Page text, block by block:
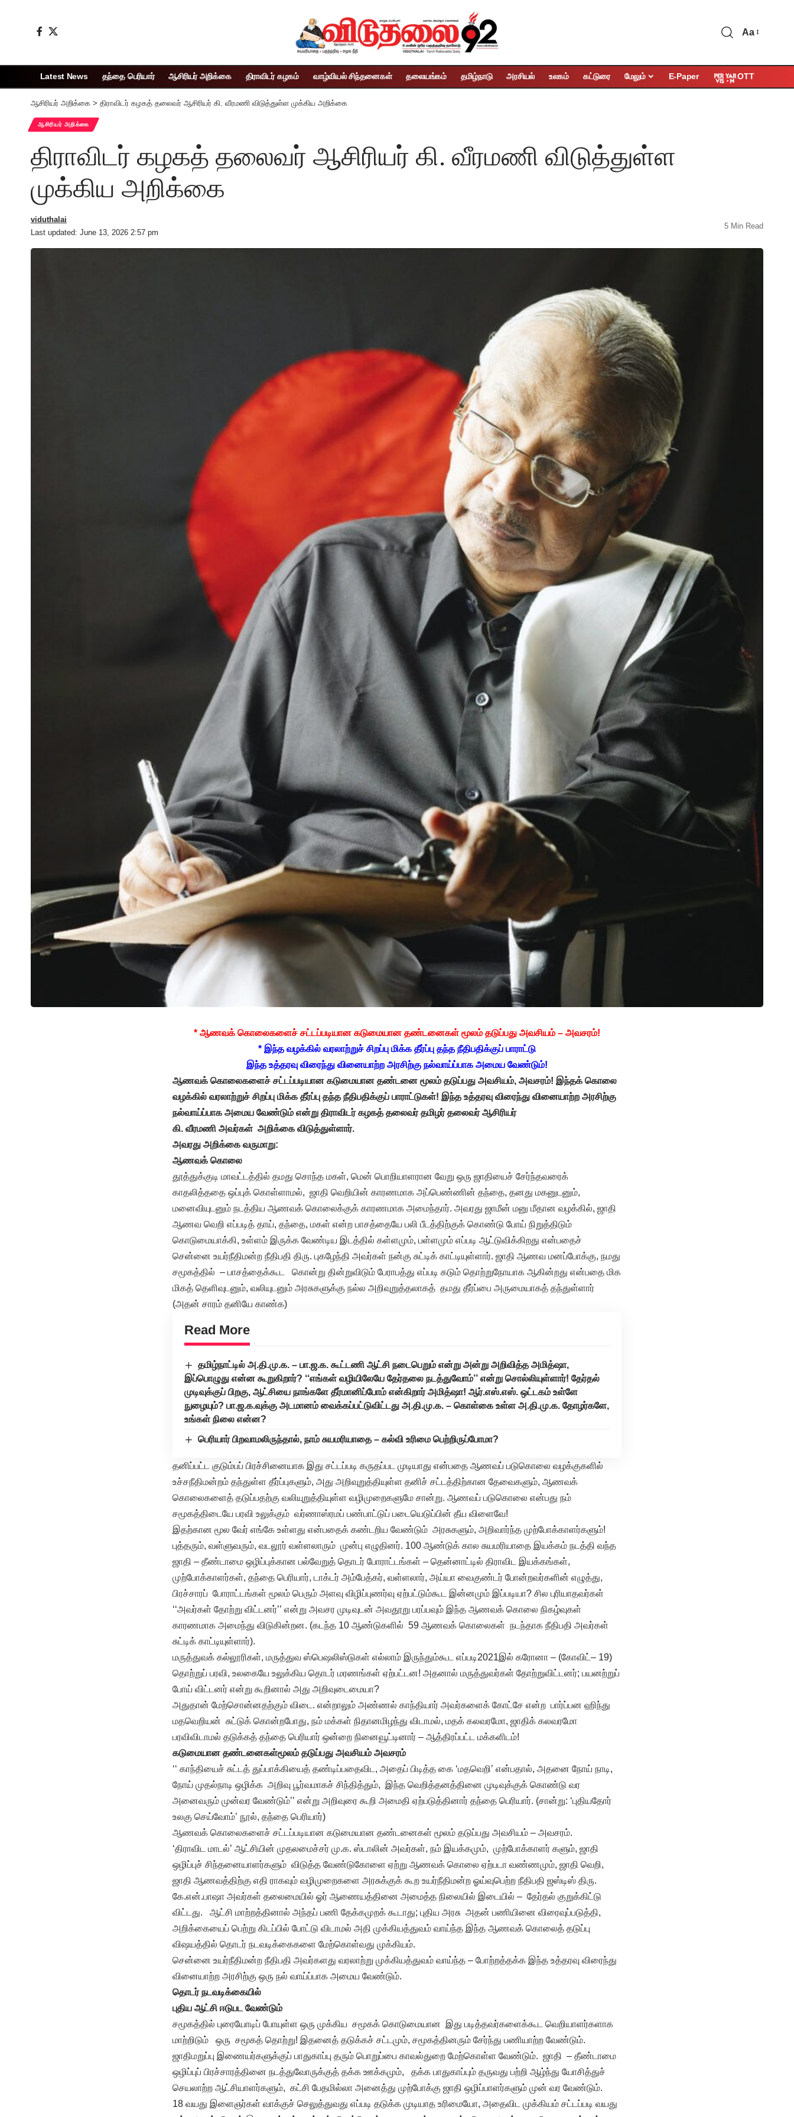
Aa
Latest News தந்தை பெரியார் ஆசிரியர் அறிக்கை திராவிடர் கழகம் வாழ்வியல் சிந்தனைகள் தலையங்கம் தமிழ்நாடு அரசியல் உலகம் கட்டுரை மேலும் E-Paper OTT
ஆசிரியர் அறிக்கை > திராவிடர் கழகத் தலைவர் ஆசிரியர் கி. வீரமணி விடுத்துள்ள முக்கிய அறிக்கை
ஆசிரியர் அறிக்கை
திராவிடர் கழகத் தலைவர் ஆசிரியர் கி. வீரமணி விடுத்துள்ள
முக்கிய அறிக்கை
Last updated: June 13, 2026 2:57 pm
viduthalai
5 Min Read
* ஆணவக் கொலைகளைச் சட்டப்படியான கடுமையான தண்டனைகள் மூலம் தடுப்பது அவசியம் – அவசரம்!
* இந்த வழக்கில் வரலாற்றுச் சிறப்பு மிக்க தீர்ப்பு தந்த நீதிபதிக்குப் பாராட்டு
இந்த உத்தரவு விரைந்து வினையாற்ற அரசிற்கு நல்வாய்ப்பாக அமைய வேண்டும்!
ஆணவக் கொலைகளைச் சட்டப்படியான கடுமையான தண்டனை மூலம் தடுப்பது அவசியம், அவசரம்! இந்தக் கொலை
வழக்கில் வரலாற்றுச் சிறப்பு மிக்க தீர்ப்பு தந்த நீதிபதிக்குப் பாராட்டுகள்! இந்த உத்தரவு விரைந்து வினையாற்ற அரசிற்கு
நல்வாய்ப்பாக அமைய வேண்டும் என்று திராவிடர் கழகத் தலைவர் தமிழர் தலைவர் ஆசிரியர்
கி. வீரமணி அவர்கள் அறிக்கை விடுத்துள்ளார்.
அவரது அறிக்கை வருமாறு:
ஆணவக் கொலை
தூத்துக்குடி மாவட்டத்தில் தமது சொந்த மகள், மென் பொறியாளரான வேறு ஒரு ஜாதியைச் சேர்ந்தவரைக்
காதலித்ததை ஒப்புக் கொள்ளாமல், ஜாதி வெறியின் காரணமாக அப்பெண்ணின் தந்தை, தனது மகனுடனும்,
மனைவியுடனும் நடத்திய ஆணவக் கொலைக்குக் காரணமாக அமைந்தார். அவரது ஜாமீன் மனு மீதான வழக்கில், ஜாதி
ஆணவ வெறி எப்படித் தாய், தந்தை, மகள் என்ற பாசத்தையே பலி பீடத்திற்குக் கொண்டு போய் நிறுத்திடும்
கொடுமையாக்கி, உள்ளம் இருக்க வேண்டிய இடத்தில் கள்ளமும், பள்ளமும் எப்படி ஆட்டுவிக்கிறது என்பதைச்
சென்னை உயர்நீதிமன்ற நீதிபதி திரு. புகழேந்தி அவர்கள் நன்கு சுட்டிக் காட்டியுள்ளார். ஜாதி ஆணவ மனப்போக்கு, நமது
சமூகத்தில் – பாசத்தைக்கூட கொன்று தின்றுவிடும் பேராபத்து எப்படி கடும் தொற்றுநோயாக ஆகின்றது என்பதை மிக
மிகத் தெளிவுடனும், வலியுடனும் அரசுகளுக்கு நல்ல அறிவுறுத்தலாகத் தமது தீர்ப்பை அருமையாகத் தந்துள்ளார்
(அதன் சாரம் தனியே காண்க)
Read More
தமிழ்நாட்டில் அ.தி.மு.க. – பா.ஜ.க. கூட்டணி ஆட்சி நடைபெறும் என்று அன்று அறிவித்த அமித்ஷா,
இப்பொழுது என்ன கூறுகிறார்? ‘‘எங்கள் வழியிலேயே தேர்தலை நடத்துவோம்’’ என்று சொல்லியுள்ளார்! தேர்தல்
முடிவுக்குப் பிறகு, ஆட்சியை நாங்களே தீர்மானிப்போம் என்கிறார் அமித்ஷா! ஆர்.எஸ்.எஸ். ஒட்டகம் உள்ளே
நுழையும்? பா.ஜ.க.வுக்கு அடமானம் வைக்கப்பட்டுவிட்டது அ.தி.மு.க. – கொள்கை உள்ள அ.தி.மு.க. தோழர்களே,
உங்கள் நிலை என்ன?
பெரியார் பிறவாமலிருந்தால், நாம் சுயமரியாதை – கல்வி உரிமை பெற்றிருப்போமா?
தனிப்பட்ட குடும்பப் பிரச்சினையாக இது சட்டப்படி கருதப்பட முடியாது என்பதை ஆணவப் படுகொலை வழக்குகளில்
உச்சநீதிமன்றம் தந்துள்ள தீர்ப்புகளும், அது அறிவுறுத்தியுள்ள தனிச் சட்டத்திற்கான தேவைகளும், ஆணவக்
கொலைகளைத் தடுப்பதற்கு வலியுறுத்தியுள்ள வழிமுறைகளுமே சான்று. ஆணவப் படுகொலை என்பது நம்
சமூகத்திடையே பரவி உலுக்கும் வர்ணாஸ்ரமப் பண்பாட்டுப் படையெடுப்பின் தீய விளைவே!
இதற்கான மூல வேர் எங்கே உள்ளது என்பதைக் கண்டறிய வேண்டும் அரசுகளும், அறிவார்ந்த முற்போக்காளர்களும்!
புத்தரும், வள்ளுவரும், வடலூர் வள்ளலாரும் முன்பு எழுதினர். 100 ஆண்டுக் கால சுயமரியாதை இயக்கம் நடத்தி வந்த
ஜாதி – தீண்டாமை ஒழிப்புக்கான பல்வேறுத் தொடர் போராட்டங்கள் – தென்னாட்டில் திராவிட இயக்கங்கள்,
முற்போக்காளர்கள், தந்தை பெரியார், டாக்டர் அம்பேத்கர், வள்ளலார், அய்யா வைகுண்டர் போன்றவர்களின் எழுத்து,
பிரச்சாரப் போராட்டங்கள் மூலம் பெரும் அளவு விழிப்புணர்வு ஏற்பட்டும்கூட இன்னமும் இப்படியா? சில புரியாதவர்கள்
‘‘அவர்கள் தோற்று விட்டனர்’’ என்று அவசர முடிவுடன் அவதூறு பரப்பவும் இந்த ஆணவக் கொலை நிகழ்வுகள்
காரணமாக அமைந்து விடுகின்றன. (கடந்த 10 ஆண்டுகளில் 59 ஆணவக் கொலைகள் நடந்தாக நீதிபதி அவர்கள்
சுட்டிக் காட்டியுள்ளார்).
மருத்துவக் கல்லூரிகள், மருத்துவ ஸ்பெஷலிஸ்டுகள் எல்லாம் இருந்தும்கூட எப்படி2021இல் கரோனா – (கோவிட்– 19)
தொற்றுப் பரவி, உலகையே உலுக்கிய தொடர் மரணங்கள் ஏற்பட்டன! அதனால் மருத்துவர்கள் தோற்றுவிட்டனர்; பயனற்றுப்
போய் விட்டனர் என்று கூறினால் அது அறிவுடைமையா?
அதுதான் மேற்சொன்னதற்கும் விடை. என்றாலும் அண்ணல் காந்தியார் அவர்களைக் கோட்சே என்ற பார்ப்பன ஹிந்து
மதவெறியன் சுட்டுக் கொன்றபோது, நம் மக்கள் நிதானமிழந்து விடாமல், மதக் கலவரமோ, ஜாதிக் கலவரமோ
பரவிவிடாமல் தடுக்கத் தந்தை பெரியார் ஒன்றை நினைவூட்டினார் – ஆத்திரப்பட்ட மக்களிடம்!
கடுமையான தண்டனைகள்மூலம் தடுப்பது அவசியம் அவசரம்
‘‘ காந்தியைச் சுட்டத் துப்பாக்கியைத் தண்டிப்பதைவிட, அதைப் பிடித்த கை ‘மதவெறி’ என்பதால், அதனை நோய் நாடி,
நோய் முதல்நாடி ஒழிக்க அறிவு பூர்வமாகச் சிந்தித்தும், இந்த வெறித்தனத்தினை முடிவுக்குக் கொண்டு வர
அனைவரும் முன்வர வேண்டும்’’ என்று அறிவுரை கூறி அமைதி ஏற்படுத்தினார் தந்தை பெரியார். (சான்று: ‘புதியதோர்
உலகு செய்வோம்’ நூல், தந்தை பெரியார்)
ஆணவக் கொலைகளைச் சட்டப்படியான கடுமையான தண்டனைகள் மூலம் தடுப்பது அவசியம் – அவசரம்.
‘திராவிட மாடல்’ ஆட்சியின் முதலமைச்சர் மு.க. ஸ்டாலின் அவர்கள், நம் இயக்கமும், முற்போக்காளர் களும், ஜாதி
ஒழிப்புச் சிந்தனையாளர்களும் விடுத்த வேண்டுகோளை ஏற்று ஆணவக் கொலை ஏற்படா வண்ணமும், ஜாதி வெறி,
ஜாதி ஆணவத்திற்கு எதி ராகவும் வழிமுறைகளை அரசுக்குக் கூற உயர்நீதிமன்ற ஓய்வுபெற்ற நீதிபதி ஜஸ்டிஸ் திரு.
கே.என்.பாஷா அவர்கள் தலைமையில் ஓர் ஆணையத்தினை அமைத்த நிலையில் இடையில் – தேர்தல் குறுக்கிட்டு
விட்டது. ஆட்சி மாற்றத்தினால் அந்தப் பணி தேக்கமுறக் கூடாது; புதிய அரசு அதன் பணியினை விரைவுப்படுத்தி,
அறிக்கையைப் பெற்று கிடப்பில் போட்டு விடாமல் அதி முக்கியத்துவம் வாய்ந்த இந்த ஆணவக் கொலைத் தடுப்பு
விஷயத்தில் தொடர் நடவடிக்கைகளை மேற்கொள்வது முக்கியம்.
சென்னை உயர்நீதிமன்ற நீதிபதி அவர்களது வரலாற்று முக்கியத்துவம் வாய்ந்த – போற்றத்தக்க இந்த உத்தரவு விரைந்து
வினையாற்ற அரசிற்கு ஒரு நல் வாய்ப்பாக அமைய வேண்டும்.
தொடர் நடவடிக்கையில்
புதிய ஆட்சி ஈடுபட வேண்டும்
சமூகத்தில் புரையோடிப் போயுள்ள ஒரு முக்கிய சமூகக் கொடுமையான இது படித்தவர்களைக்கூட வெறியாளர்களாக
மாற்றிடும் ஒரு சமூகத் தொற்று! இதனைத் தடுக்கச் சட்டமும், சமூகத்தினரும் சேர்ந்து பணியாற்ற வேண்டும்.
ஜாதிமறுப்பு இணையர்களுக்குப் பாதுகாப்பு தரும் பொறுப்பை காவல்துறை மேற்கொள்ள வேண்டும். ஜாதி – தீண்டாமை
ஒழிப்புப் பிரச்சாரத்தினை நடத்துவோருக்குத் தக்க ஊக்கமும், தக்க பாதுகாப்பும் தருவது பற்றி ஆழ்ந்து யோசித்துச்
செயலாற்ற ஆட்சியாளர்களும், கட்சி பேதமில்லா அனைத்து முற்போக்கு ஜாதி ஒழிப்பாளர்களும் முன் வர வேண்டும்.
18 வயது இளைஞர்கள் வாக்குச் செலுத்துவது எப்படி தடுக்க முடியாத உரிமையோ, அதைவிட முக்கியம் சட்டப்படி வயது